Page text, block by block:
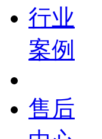
行业
案例
售后